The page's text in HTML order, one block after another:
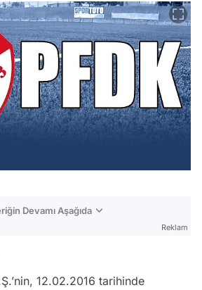
Devamı Aşağıda
Reklam
12.02.2016 tarihinde